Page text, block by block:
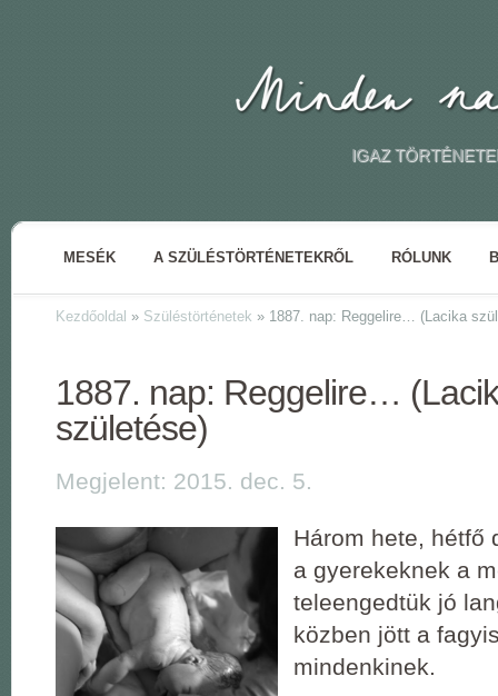
IGAZ
MESÉK A SZÜLÉSTÖRTÉNETEKRŐL RÓLUNK
Kezdőoldal » Szüléstörténetek » 1887. nap: Reggelire… (Lacika
1887. nap: Reggelire…
születése)
Megjelent: 2015. dec. 5.
Három hete, hétfő
a gyerekeknek a
teleengedtük jó
közben jött a
mindenkinek.